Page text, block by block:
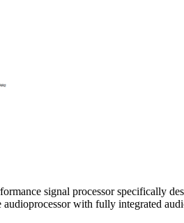
signal processor specifically
audioprocessor with fully integrated